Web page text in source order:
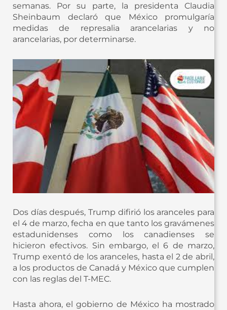
semanas. Por su parte, la presidenta Claudia
Sheinbaum declaró que México promulgaría
medidas de represalia arancelarias y no
arancelarias, por determinarse.
Dos días después, Trump difirió los aranceles para
el 4 de marzo, fecha en que tanto los gravámenes
estadunidenses como los canadienses se
hicieron efectivos. Sin embargo, el 6 de marzo,
Trump exentó de los aranceles, hasta el 2 de abril,
a los productos de Canadá y México que cumplen
con las reglas del T-MEC.
Hasta ahora, el gobierno de México ha mostrado